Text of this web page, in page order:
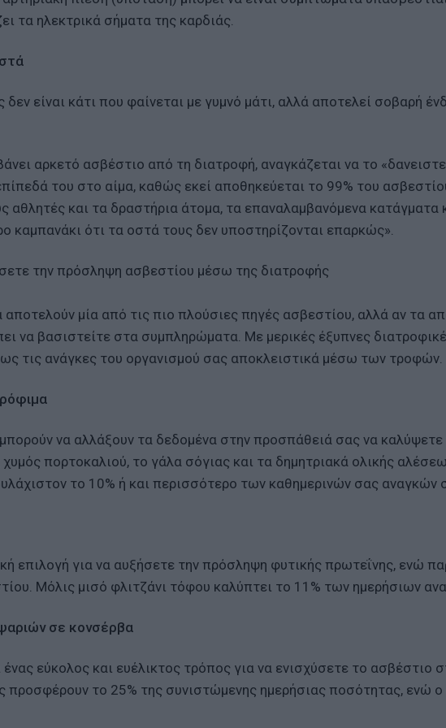
τα ηλεκτρικά σήματα της καρδιάς.
είναι κάτι που φαίνεται με γυμνό μάτι, αλλά αποτελεί σοβαρή
αρκετό ασβέστιο από τη διατροφή, αναγκάζεται να το
του στο αίμα, καθώς εκεί αποθηκεύεται το 99% του
αθλητές και τα δραστήρια άτομα, τα επαναλαμβανόμενα
καμπανάκι ότι τα οστά τους δεν υποστηρίζονται επαρκώς».
την πρόσληψη ασβεστίου μέσω της διατροφής
μία από τις πιο πλούσιες πηγές ασβεστίου, αλλά αν τα
να βασιστείτε στα συμπληρώματα. Με μερικές έξυπνες
τις ανάγκες του οργανισμού σας αποκλειστικά μέσω των τροφών.
να αλλάξουν τα δεδομένα στην προσπάθειά σας να καλύψετε
πορτοκαλιού, το γάλα σόγιας και τα δημητριακά ολικής
το 10% ή και περισσότερο των καθημερινών σας αναγκών
επιλογή για να αυξήσετε την πρόσληψη φυτικής πρωτεΐνης, ενώ
Μόλις μισό φλιτζάνι τόφου καλύπτει το 11% των ημερήσιων
σε κονσέρβα
εύκολος και ευέλικτος τρόπος για να ενισχύσετε το ασβέστιο
προσφέρουν το 25% της συνιστώμενης ημερήσιας ποσότητας, ενώ